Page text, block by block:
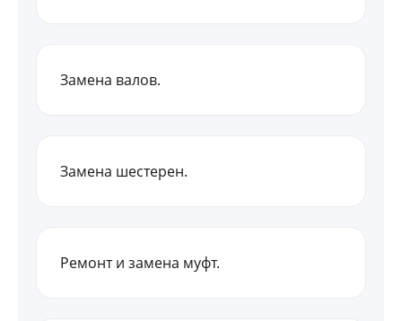
Замена валов.
Замена шестерен.
Ремонт и замена муфт.